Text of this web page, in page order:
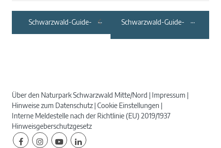
Schwarzwald-Guide-
Schwarzwald-Guide-
Wasserfall –
Über den Naturpark Schwarzwald Mitte/Nord
Impressum
Hinweise zum Datenschutz Cookie Einstellungen
Interne Meldestelle nach der Richtlinie (EU) 2019/1937
Hinweisgeberschutzgesetz